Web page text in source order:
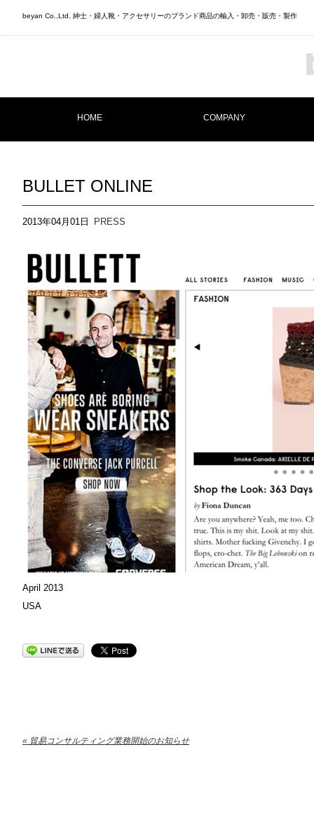
beyan Co.,Ltd. 紳士・婦人靴・アクセサリーのブランド商品の輸入・卸売・販売・製作
HOME COMPANY
BULLET ONLINE
2013年04月01日 PRESS
April 2013
USA
« 貿易コンサルティング業務開始のお知らせ